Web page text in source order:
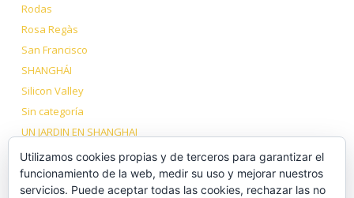
Rodas
Rosa Regàs
San Francisco
SHANGHÁI
Silicon Valley
Sin categoría
UN JARDIN EN SHANGHAI
VIAJE A LOS DOS TÍBET
Volcanes Dormidos
Utilizamos cookies propias y de terceros para garantizar el
funcionamiento de la web, medir su uso y mejorar nuestros
servicios. Puede aceptar todas las cookies, rechazar las no